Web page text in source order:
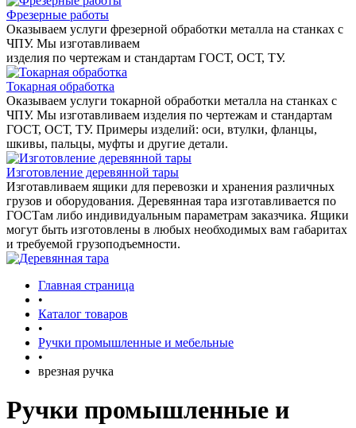
Фрезерные работы
Оказываем услуги фрезерной обработки металла на станках с
ЧПУ. Мы изготавливаем
изделия по чертежам и стандартам ГОСТ, ОСТ, ТУ.
Токарная обработка
Оказываем услуги токарной обработки металла на станках с
ЧПУ. Мы изготавливаем изделия по чертежам и стандартам
ГОСТ, ОСТ, ТУ. Примеры изделий: оси, втулки, фланцы,
шкивы, пальцы, муфты и другие детали.
Изготовление деревянной тары
Изготавливаем ящики для перевозки и хранения различных
грузов и оборудования. Деревянная тара изготавливается по
ГОСТам либо индивидуальным параметрам заказчика. Ящики
могут быть изготовлены в любых необходимых вам габаритах
и требуемой грузоподъемности.
Главная страница
•
Каталог товаров
•
Ручки промышленные и мебельные
•
врезная ручка
Ручки промышленные и